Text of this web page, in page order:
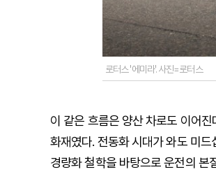
로터스 '에미라'. 사진=로터스
이 같은 흐름은 양산 차로도 이어
화재였다. 전동화 시대가 와도 미
경량화 철학을 바탕으로 운전의 본